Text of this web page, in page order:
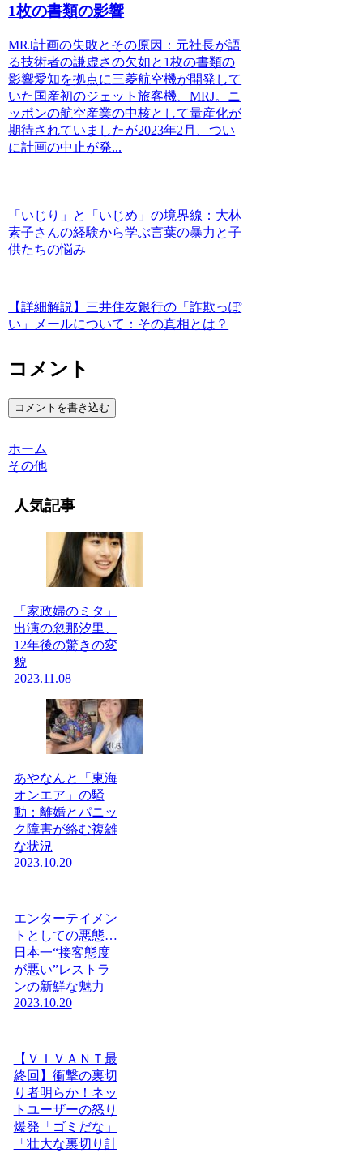
1枚の書類の影響
MRJ計画の失敗とその原因：元社長が語
る技術者の謙虚さの欠如と1枚の書類の
影響愛知を拠点に三菱航空機が開発して
いた国産初のジェット旅客機、MRJ。ニ
ッポンの航空産業の中核として量産化が
期待されていましたが2023年2月、つい
に計画の中止が発...
「いじり」と「いじめ」の境界線：大林
素子さんの経験から学ぶ言葉の暴力と子
供たちの悩み
【詳細解説】三井住友銀行の「詐欺っぽ
い」メールについて：その真相とは？
コメント
コメントを書き込む
ホーム
その他
人気記事
「家政婦のミタ」
出演の忽那汐里、
12年後の驚きの変
貌
2023.11.08
あやなんと「東海
オンエア」の騒
動：離婚とパニッ
ク障害が絡む複雑
な状況
2023.10.20
エンターテイメン
トとしての悪態…
日本一“接客態度
が悪い”レストラ
ンの新鮮な魅力
2023.10.20
【ＶＩＶＡＮＴ最
終回】衝撃の裏切
り者明らか！ネッ
トユーザーの怒り
爆発「ゴミだな」
「壮大な裏切り計